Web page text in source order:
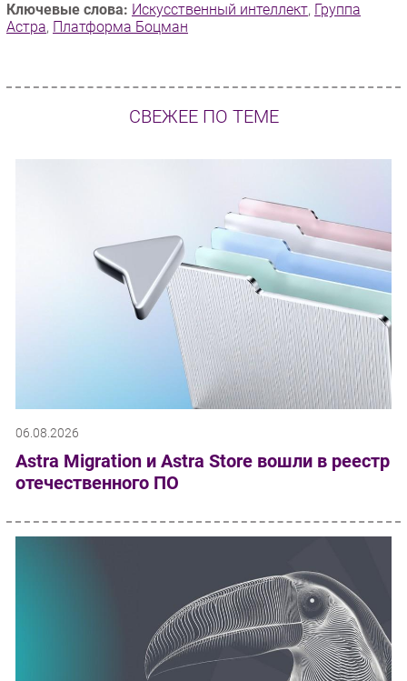
Ключевые слова: Искусственный интеллект, Группа
Астра, Платформа Боцман
СВЕЖЕЕ ПО ТЕМЕ
06.08.2026
Astra Migration и Astra Store вошли в реестр
отечественного ПО